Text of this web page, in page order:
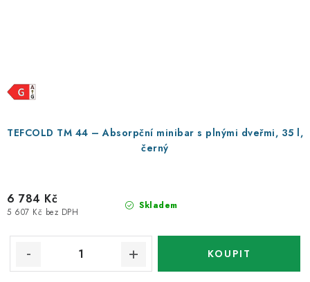
TEFCOLD TM 44 – Absorpční minibar s plnými dveřmi, 35 l,
černý
Skladem
5 607 Kč bez DPH
6 784 Kč